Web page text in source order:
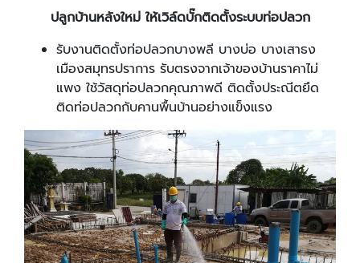
ปลูกบ้านหลังใหม่ ให้เวิล์ดบั๊กติดตั้งระบบท่อปลวก
รับงานติดตั้งท่อปลวกบางพลี บางบ่อ บางเสาธง
เมืองสมุทรปราการ รับตรงจากเจ้าของบ้านราคาไม่
แพง ใช้วัสดุท่อปลวกคุณภาพดี ติดตั้งประณีตยึด
ติดท่อปลวกกับคานพื้นบ้านอย่างแข็งแรง